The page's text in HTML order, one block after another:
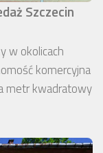
Szczecin
w okolicach
komercyjna
metr kwadratowy